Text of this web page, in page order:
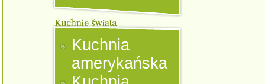
Kuchnia
amerykańska